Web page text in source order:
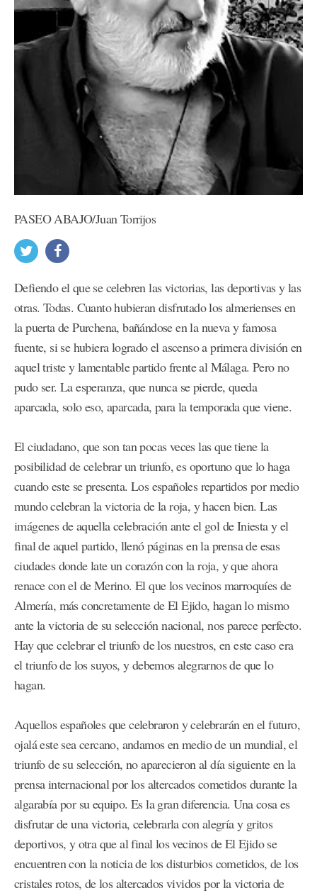
PASEO ABAJO/Juan Torrijos
Defiendo el que se celebren las victorias, las deportivas y las
otras. Todas. Cuanto hubieran disfrutado los almerienses en
la puerta de Purchena, bañándose en la nueva y famosa
fuente, si se hubiera logrado el ascenso a primera división en
aquel triste y lamentable partido frente al Málaga. Pero no
pudo ser. La esperanza, que nunca se pierde, queda
aparcada, solo eso, aparcada, para la temporada que viene.
El ciudadano, que son tan pocas veces las que tiene la
posibilidad de celebrar un triunfo, es oportuno que lo haga
cuando este se presenta. Los españoles repartidos por medio
mundo celebran la victoria de la roja, y hacen bien. Las
imágenes de aquella celebración ante el gol de Iniesta y el
final de aquel partido, llenó páginas en la prensa de esas
ciudades donde late un corazón con la roja, y que ahora
renace con el de Merino. El que los vecinos marroquíes de
Almería, más concretamente de El Ejido, hagan lo mismo
ante la victoria de su selección nacional, nos parece perfecto.
Hay que celebrar el triunfo de los nuestros, en este caso era
el triunfo de los suyos, y debemos alegrarnos de que lo
hagan.
Aquellos españoles que celebraron y celebrarán en el futuro,
ojalá este sea cercano, andamos en medio de un mundial, el
triunfo de su selección, no aparecieron al día siguiente en la
prensa internacional por los altercados cometidos durante la
algarabía por su equipo. Es la gran diferencia. Una cosa es
disfrutar de una victoria, celebrarla con alegría y gritos
deportivos, y otra que al final los vecinos de El Ejido se
encuentren con la noticia de los disturbios cometidos, de los
cristales rotos, de los altercados vividos por la victoria de